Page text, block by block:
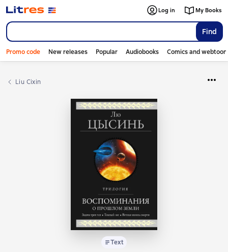
Find
Log in My Books
Promo code New releases Popular Audiobooks Comics and
Liu Cixin
Text